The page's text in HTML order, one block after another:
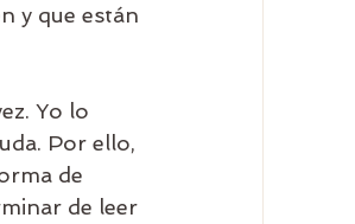
y que están
Yo lo
Por ello,
de
de leer